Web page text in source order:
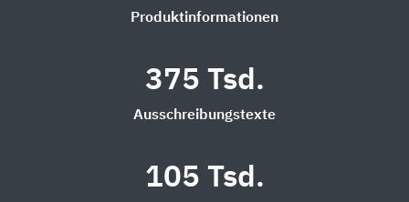
Produktinformationen
375 Tsd.
Ausschreibungstexte
105 Tsd.